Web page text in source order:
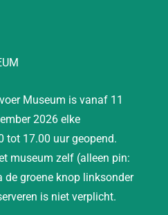
Museum is vanaf 11
2026 elke
tot 17.00 uur geopend.
museum zelf (alleen pin:
groene knop linksonder
is niet verplicht.